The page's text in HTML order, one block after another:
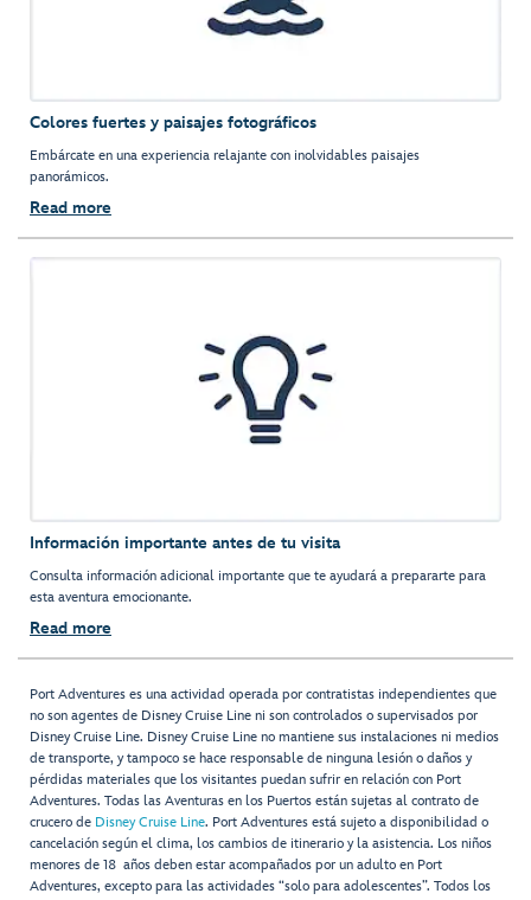
Colores fuertes y paisajes fotográficos
Embárcate en una experiencia relajante con inolvidables paisajes
panorámicos.
Read more
Información importante antes de tu visita
Consulta información adicional importante que te ayudará a prepararte para
esta aventura emocionante.
Read more
Port Adventures es una actividad operada por contratistas independientes que
no son agentes de Disney Cruise Line ni son controlados o supervisados por
Disney Cruise Line. Disney Cruise Line no mantiene sus instalaciones ni medios
de transporte, y tampoco se hace responsable de ninguna lesión o daños y
pérdidas materiales que los visitantes puedan sufrir en relación con Port
Adventures. Todas las Aventuras en los Puertos están sujetas al contrato de
crucero de Disney Cruise Line. Port Adventures está sujeto a disponibilidad o
cancelación según el clima, los cambios de itinerario y la asistencia. Los niños
menores de 18 años deben estar acompañados por un adulto en Port
Adventures, excepto para las actividades “solo para adolescentes”. Todos los